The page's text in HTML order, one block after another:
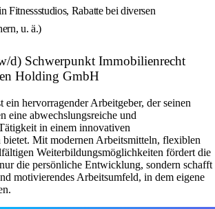
Fitnessstudios, Rabatte bei diversen
u. ä.)
d) Schwerpunkt Immobilienrecht
Holding GmbH
hervorragender Arbeitgeber, der seinen
eine abwechslungsreiche und
in einem innovativen
bietet. Mit modernen Arbeitsmitteln, flexiblen
Weiterbildungsmöglichkeiten fördert die
die persönliche Entwicklung, sondern schafft
motivierendes Arbeitsumfeld, in dem eigene